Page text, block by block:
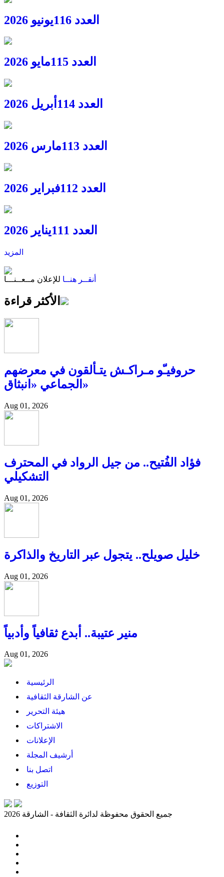
العدد 116 يونيو 2026
العدد 115 مايو 2026
العدد 114 أبريل 2026
العدد 113 مارس 2026
العدد 112 فبراير 2026
العدد 111 يناير 2026
المزيد
أنقــر هنــا للإعلان مــعــنـــا
الأكثر قراءة
حروفيـّو مـراكـش يتـألقون في معرضهم
الجماعي «انبثاق»
Aug 01, 2026
فؤاد الفُتيح.. من جيل الرواد في المحترف
التشكيلي
Aug 01, 2026
خليل صويلح.. يتجول عبر التاريخ والذاكرة
Aug 01, 2026
منير عتيبة.. أبدع ثقافياً وأدبياً
Aug 01, 2026
الرئيسية
عن الشارقة الثقافية
هيئة التحرير
الاشتراكات
الإعلانات
أرشيف المجلة
اتصل بنا
التوزيع
جميع الحقوق محفوظة لدائرة الثقافة - الشارقة 2026